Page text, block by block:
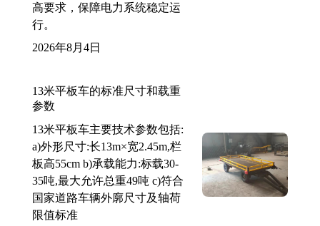
高要求，保障电力系统稳定运
行。
2026年8月4日
13米平板车的标准尺寸和载重
参数
13米平板车主要技术参数包括:
a)外形尺寸:长13m×宽2.45m,栏
板高55cm b)承载能力:标载30-
35吨,最大允许总重49吨 c)符合
国家道路车辆外廓尺寸及轴荷
限值标准